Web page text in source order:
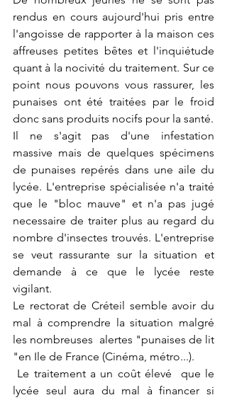
rendus en cours aujourd'hui pris entre
l'angoisse de rapporter à la maison ces
affreuses petites bêtes et l'inquiétude
quant à la nocivité du traitement. Sur ce
point nous pouvons vous rassurer, les
punaises ont été traitées par le froid
Il ne s'agit pas d'une infestation
massive mais de quelques spécimens
de punaises repérés dans une aile du
lycée. L'entreprise spécialisée n'a traité
que le "bloc mauve" et n'a pas jugé
necessaire de traiter plus au regard du
nombre d'insectes trouvés. L'entreprise
se veut rassurante sur la situation et
demande à ce que le lycée reste
vigilant.
Le rectorat de Créteil semble avoir du
mal à comprendre la situation malgré
les nombreuses  alertes "punaises de lit
"en Ile de France (Cinéma, métro...).
lycée seul aura du mal à financer si